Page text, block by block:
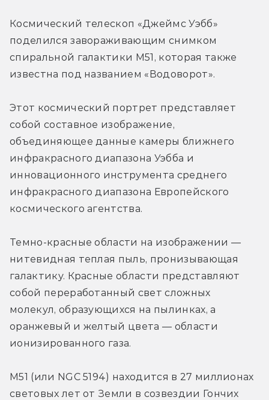
Космический телескоп «Джеймс Уэбб»
поделился завораживающим снимком
спиральной галактики M51, которая также
известна под названием «Водоворот».
Этот космический портрет представляет
собой составное изображение,
объединяющее данные камеры ближнего
инфракрасного диапазона Уэбба и
инновационного инструмента среднего
инфракрасного диапазона Европейского
космического агентства.
Темно-красные области на изображении —
нитевидная теплая пыль, пронизывающая
галактику. Красные области представляют
собой переработанный свет сложных
молекул, образующихся на пылинках, а
оранжевый и желтый цвета — области
ионизированного газа.
М51 (или NGC 5194) находится в 27 миллионах
световых лет от Земли в созвездии Гончих